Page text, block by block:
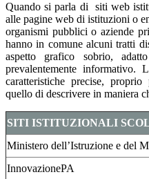
Quando si parla di siti web
alle pagine web di istituzioni o
organismi pubblici o aziende
hanno in comune alcuni tratti
aspetto grafico sobrio,
prevalentemente informativo.
caratteristiche precise,
quello di descrivere in maniera
SITI ISTITUZIONALI
Ministero dell’Istruzione e del
InnovazionePA